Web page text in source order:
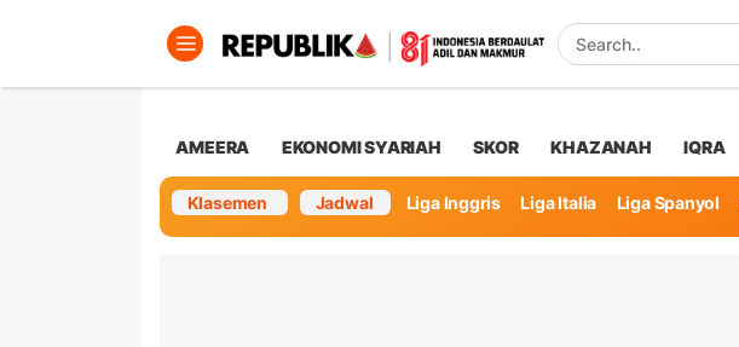
AMEERA EKONOMI SYARIAH SKOR KHAZANAH IQRA
Klasemen Jadwal Liga Inggris Liga Italia Liga Spanyol